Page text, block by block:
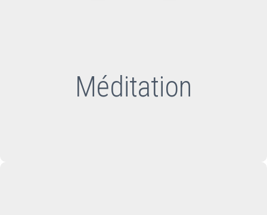
Méditation